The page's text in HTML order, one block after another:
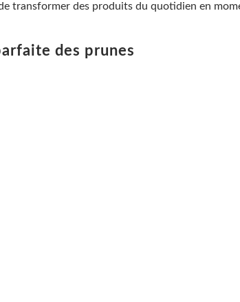
transformer des produits du quotidien en
des prunes